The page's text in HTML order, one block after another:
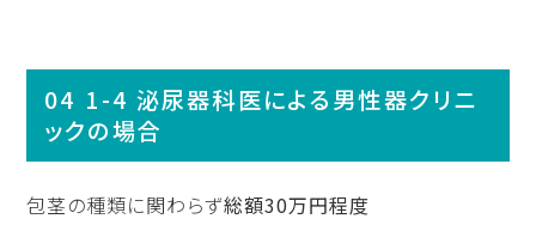
1-4 泌尿器科医による男性器クリニ
ックの場合
包茎の種類に関わらず総額30万円程度